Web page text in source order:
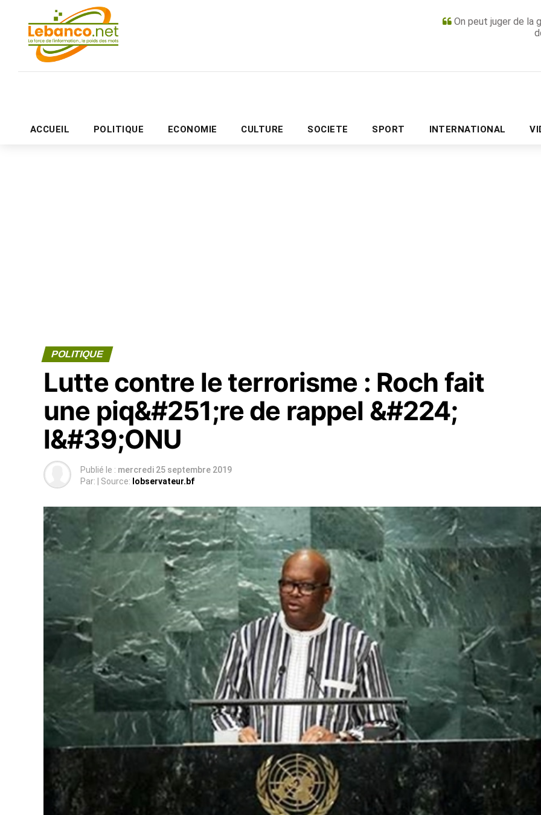
On peut juger de la
ACCUEIL POLITIQUE ECONOMIE CULTURE SOCIETE SPORT INTERNATIONAL
PUBLICITÉ
POLITIQUE
Lutte contre le terrorisme : Roch fait
une piq&#251;re de rappel &#224;
l&#39;ONU
Publié le : mercredi 25 septembre 2019
Par:
| Source: lobservateur.bf